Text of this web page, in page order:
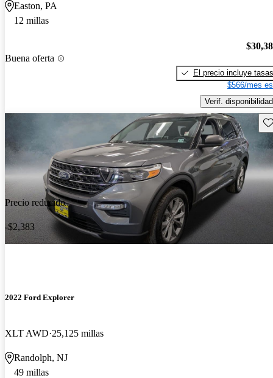
Easton, PA
12 millas
Buena oferta
El precio incluye tasas
$566/mes
Verif. disponibilidad
Precio reducido
-$2,383
2022 Ford Explorer
XLT AWD 25,125 millas
Randolph, NJ
49 millas